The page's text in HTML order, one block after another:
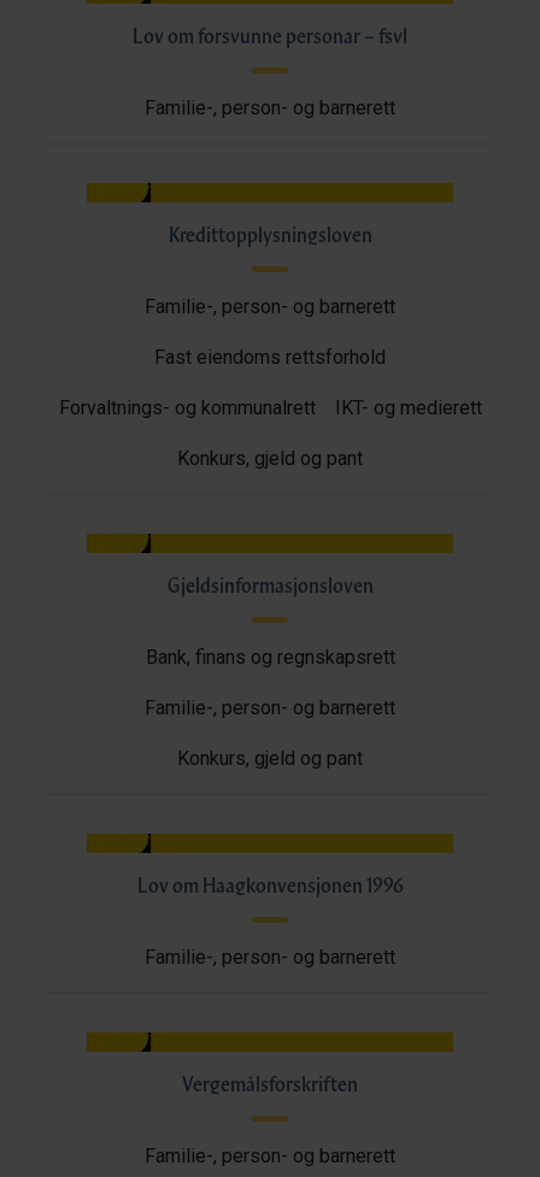
Lov om forsvunne personar – fsvl
Familie-, person- og barnerett
Kredittopplysningsloven
Familie-, person- og barnerett
Fast eiendoms rettsforhold
Forvaltnings- og kommunalrett IKT- og medierett
Konkurs, gjeld og pant
Gjeldsinformasjonsloven
Bank, finans og regnskapsrett
Familie-, person- og barnerett
Konkurs, gjeld og pant
Lov om Haagkonvensjonen 1996
Familie-, person- og barnerett
Vergemålsforskriften
Familie-, person- og barnerett